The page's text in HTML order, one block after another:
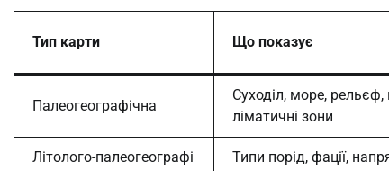
Тип карти Що показує
Палеогеографічна
Суходіл, море, рельєф,
ліматичні зони
Літолого-палеогеографі
Типи порід, фації,